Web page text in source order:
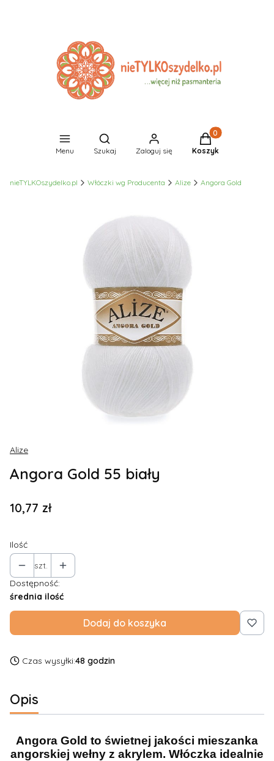
Menu
Otwórz wyszukiwarkę
Szukaj Zaloguj się
Produkty w
Koszyk
nieTYLKOszydelko.pl Włóczki wg Producenta Alize Angora Gold
Alize
Angora Gold 55 biały
Cena
10,77 zł
Ilość
szt.
Dostępność:
średnia ilość
Dodaj do koszyka
Czas wysyłki:48 godzin
Opis
Angora Gold to świetnej jakości mieszanka
angorskiej wełny z akrylem. Włóczka idealnie